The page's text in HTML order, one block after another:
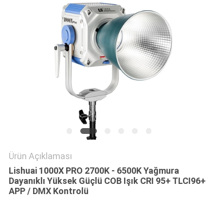
Ürün Açıklaması
Lishuai 1000X PRO 2700K - 6500K Yağmura
Dayanıklı Yüksek Güçlü COB Işık CRI 95+ TLCI96+
APP / DMX Kontrolü